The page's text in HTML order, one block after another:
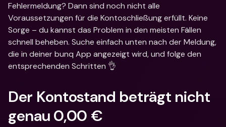
Fehlermeldung? Dann sind noch nicht alle
Voraussetzungen für die Kontoschließung erfüllt. Keine
Sorge – du kannst das Problem in den meisten Fällen
schnell beheben. Suche einfach unten nach der Meldung,
die in deiner bunq App angezeigt wird, und folge den
entsprechenden Schritten 👌
Der Kontostand beträgt nicht
genau 0,00 €